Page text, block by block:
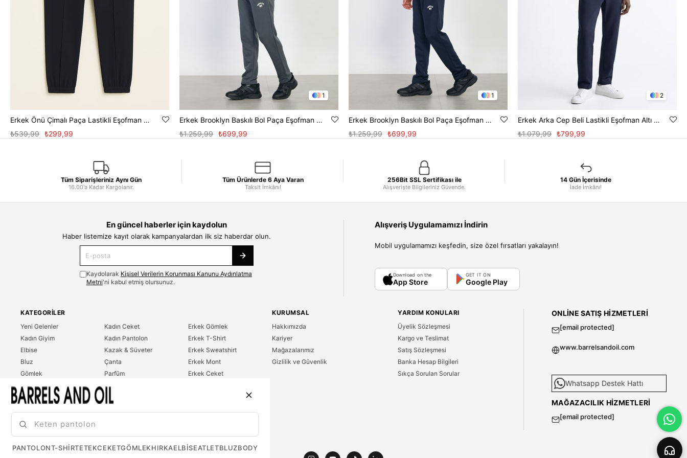
Erkek Önü Çimalı Paça Lastikli Eşofman Altı - Lacivert
₺299,99
₺539,99
1
Erkek Brooklyn Baskılı Bol Paça Eşofman Altı - Antrasit
₺699,99
₺1.259,99
1
Erkek Brooklyn Baskılı Bol Paça Eşofman Altı - Lacivert
₺699,99
₺1.259,99
2
Erkek Arka Cep Beli Lastikli Eşofman Altı - İndigo
₺799,99
₺1.079,99
Tüm Siparişleriniz Aynı Gün
16.00'a Kadar Kargolanır.
Tüm Ürünlerde 6 Aya Varan
Taksit İmkânı!
256Bit SSL Sertifikası ile
Alışverişte Bilgileriniz Güvende.
14 Gün İçerisinde
İade İmkânı!
En güncel haberler için kaydolun
Haber listemize kayıt olarak kampanyalardan ilk siz haberdar olun.
Kaydolarak Kişisel Verilerin Korunması Kanunu Aydınlatma
Metni'ni kabul etmiş olursunuz.
Alışveriş Uygulamamızı İndirin
Mobil uygulamamızı keşfedin, size özel fırsatları yakalayın!
Download on the
App Store
GET IT ON
Google Play
KATEGORILER
Yeni Gelenler
Kadın Giyim
Elbise
Bluz
Gömlek
T-Shirt
Sweatshirt
Kadın Ceket
Kadın Pantolon
Kazak & Süveter
Çanta
Parfüm
Erkek Giyim
Erkek Gömlek
Erkek T-Shirt
Erkek Sweatshirt
Erkek Mont
Erkek Ceket
KURUMSAL
Hakkımızda
Kariyer
Mağazalarımız
Gizlilik ve Güvenlik
YARDIM KONULARI
Üyelik Sözleşmesi
Kargo ve Teslimat
Satış Sözleşmesi
Banka Hesap Bilgileri
Sıkça Sorulan Sorular
ONLINE SATIŞ HIZMETLERI
[email protected]
www.barrelsandoil.com
Whatsapp Destek Hattı
MAĞAZACILIK HIZMETLERI
[email protected]
PANTOLONT-SHIRTETEKCEKETGÖMLEKHIRKAELBISEATLETBLUZBODY